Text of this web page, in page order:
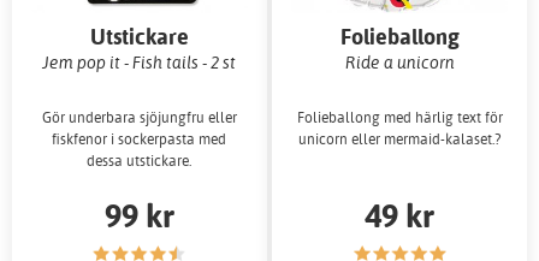
Utstickare
Jem pop it - Fish tails - 2 st
Gör underbara sjöjungfru eller
fiskfenor i sockerpasta med
dessa utstickare.
99 kr
Folieballong
Ride a unicorn
Folieballong med härlig text för
unicorn eller mermaid-kalaset.?
49 kr